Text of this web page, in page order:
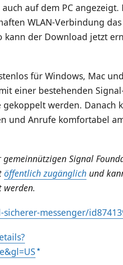
auf dem PC angezeigt.
WLAN-Verbindung
der Download jetzt
für Windows, Mac
einer bestehenden
werden. Danach
und Anrufe komfortabel
Signal
öffentlich zugänglichund
werden.
messenger/